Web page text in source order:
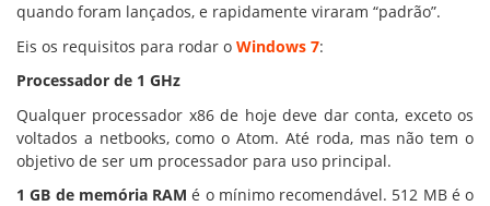
quando foram lançados, e rapidamente viraram “padrão”.
Eis os requisitos para rodar o Windows 7:
Processador de 1 GHz
Qualquer processador x86 de hoje deve dar conta, exceto os
voltados a netbooks, como o Atom. Até roda, mas não tem o
objetivo de ser um processador para uso principal.
1 GB de memória RAM é o mínimo recomendável. 512 MB é o